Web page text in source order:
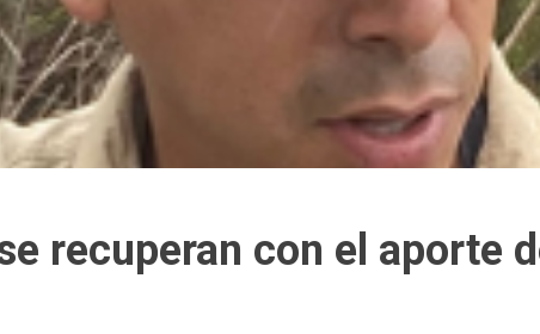
recuperan con el aporte